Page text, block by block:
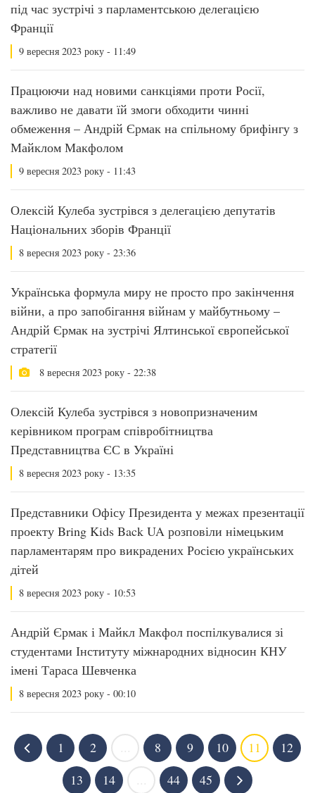
під час зустрічі з парламентською делегацією
Франції
9 вересня 2023 року - 11:49
Працюючи над новими санкціями проти Росії,
важливо не давати їй змоги обходити чинні
обмеження – Андрій Єрмак на спільному брифінгу з
Майклом Макфолом
9 вересня 2023 року - 11:43
Олексій Кулеба зустрівся з делегацією депутатів
Національних зборів Франції
8 вересня 2023 року - 23:36
Українська формула миру не просто про закінчення
війни, а про запобігання війнам у майбутньому –
Андрій Єрмак на зустрічі Ялтинської європейської
стратегії
8 вересня 2023 року - 22:38
Олексій Кулеба зустрівся з новопризначеним
керівником програм співробітництва
Представництва ЄС в Україні
8 вересня 2023 року - 13:35
Представники Офісу Президента у межах презентації
проекту Bring Kids Back UA розповіли німецьким
парламентарям про викрадених Росією українських
дітей
8 вересня 2023 року - 10:53
Андрій Єрмак і Майкл Макфол поспілкувалися зі
студентами Інституту міжнародних відносин КНУ
імені Тараса Шевченка
8 вересня 2023 року - 00:10
1 2 8 9 10 11
12
13
14 44 45